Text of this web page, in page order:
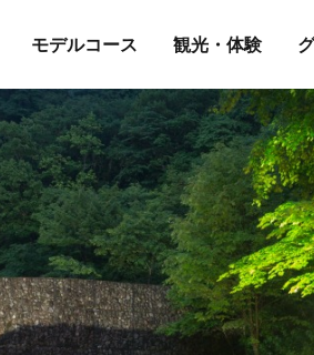
モデルコース 観光・体験